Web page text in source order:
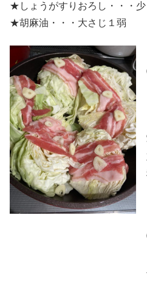
★しょうがすりおろし・・・少
★胡麻油・・・大さじ１弱